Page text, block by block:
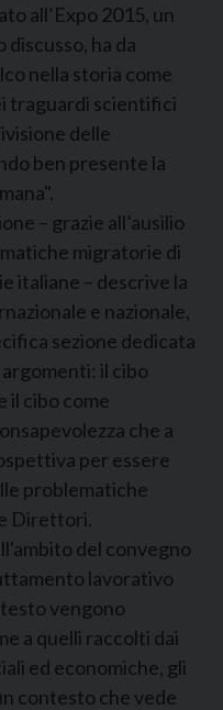
all’Expo 2015, un
ha da
nella storia come
traguardi scientifici
delle
ben presente la
– grazie all’ausilio
migratorie di
italiane – descrive la
e nazionale,
sezione dedicata
il cibo
il cibo come
che a
per essere
problematiche
Direttori.
del convegno
lavorativo
vengono
a quelli raccolti dai
ed economiche, gli
contesto che vede